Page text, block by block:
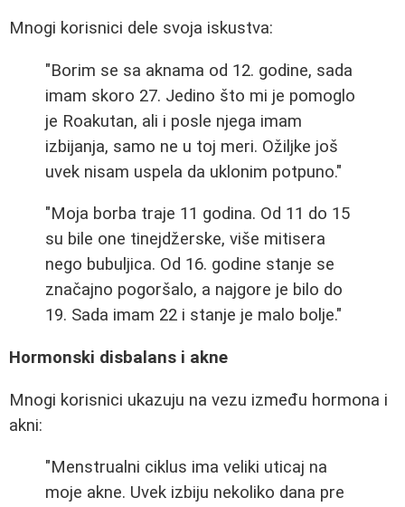
Mnogi korisnici dele svoja iskustva:
"Borim se sa aknama od 12. godine, sada
imam skoro 27. Jedino što mi je pomoglo
je Roakutan, ali i posle njega imam
izbijanja, samo ne u toj meri. Ožiljke još
uvek nisam uspela da uklonim potpuno."
"Moja borba traje 11 godina. Od 11 do 15
su bile one tinejdžerske, više mitisera
nego bubuljica. Od 16. godine stanje se
značajno pogoršalo, a najgore je bilo do
19. Sada imam 22 i stanje je malo bolje."
Hormonski disbalans i akne
Mnogi korisnici ukazuju na vezu između hormona i
akni:
"Menstrualni ciklus ima veliki uticaj na
moje akne. Uvek izbiju nekoliko dana pre